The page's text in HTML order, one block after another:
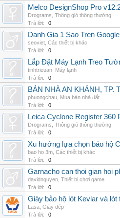
Melco DesignShop Pro
Drograms Thông gió thông thường
Trả lời:
0
Danh Gia 1 Sao Tren
seoviet Các thiết bị khác
Trả lời:
0
Lắp Đặt Máy Lạnh Treo
tinhtrieuan Máy lạnh
Trả lời:
0
BÁN NHÀ AN KHÁNH, TP.
phuongchau Mua bán nhà đất
Trả lời:
0
Leica Cyclone Register 360
Drograms Thông gió thông thường
Trả lời:
0
Xu hướng lựa chọn bảo hộ
bao ho 3m Các thiết bị khác
Trả lời:
0
Garnacho can thoi gian hoi
davidnguyen Thiết bị chơi game
Trả lời:
0
Giày bảo hộ lót Kevlar và lót
Lasa Giày dép
Trả lời:
0